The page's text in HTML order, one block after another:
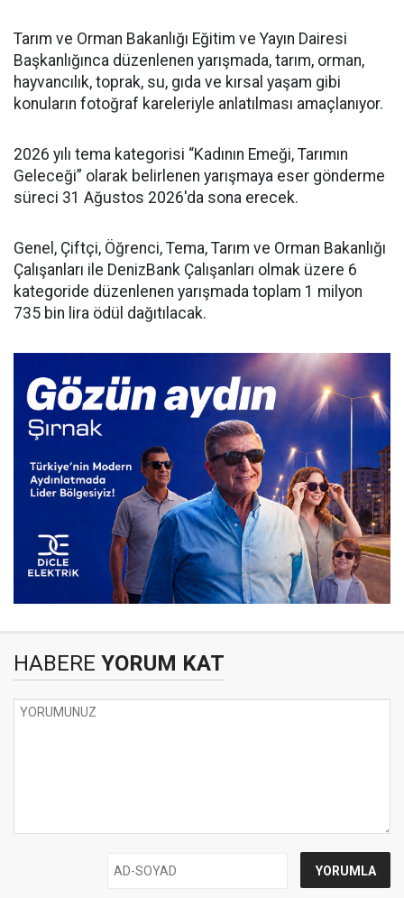
Tarım ve Orman Bakanlığı Eğitim ve Yayın Dairesi
Başkanlığınca düzenlenen yarışmada, tarım, orman,
hayvancılık, toprak, su, gıda ve kırsal yaşam gibi
konuların fotoğraf kareleriyle anlatılması amaçlanıyor.
2026 yılı tema kategorisi “Kadının Emeği, Tarımın
Geleceği” olarak belirlenen yarışmaya eser gönderme
süreci 31 Ağustos 2026'da sona erecek.
Genel, Çiftçi, Öğrenci, Tema, Tarım ve Orman Bakanlığı
Çalışanları ile DenizBank Çalışanları olmak üzere 6
kategoride düzenlenen yarışmada toplam 1 milyon
735 bin lira ödül dağıtılacak.
HABERE YORUM KAT